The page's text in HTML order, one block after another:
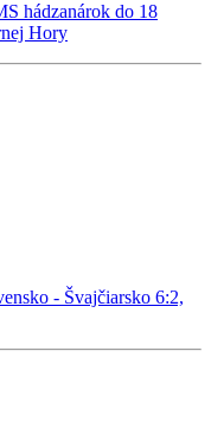
hádzanárok do 18
Hory
- Švajčiarsko 6:2,